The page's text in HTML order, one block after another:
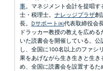
事。マネジメント会計を提唱す
士・税理士。 ナレッジプラザ創
長。 Dサポート㈱代表取締役会長
ドラッカー教授の教えを広め
いた読書会を開催している。
し、全国に100名以上のファシ
果をあげながら生き生きと生
め、全国に読書会を設置するた